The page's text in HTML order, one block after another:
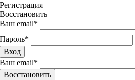
Регистрация
Восстановить
Ваш email*
Пароль*
Вход
Ваш email*
Воcстановить